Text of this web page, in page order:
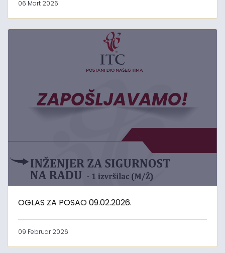
06 Mart 2026
OGLAS ZA POSAO 09.02.2026.
09 Februar 2026